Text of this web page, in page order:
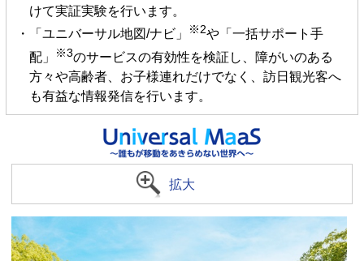
けて実証実験を行います。
・「ユニバーサル地図/ナビ」
※2や「一括サポート手
配」
※3のサービスの有効性を検証し、障がいのある
方々や高齢者、お子様連れだけでなく、訪日観光客へ
も有益な情報発信を行います。
拡大